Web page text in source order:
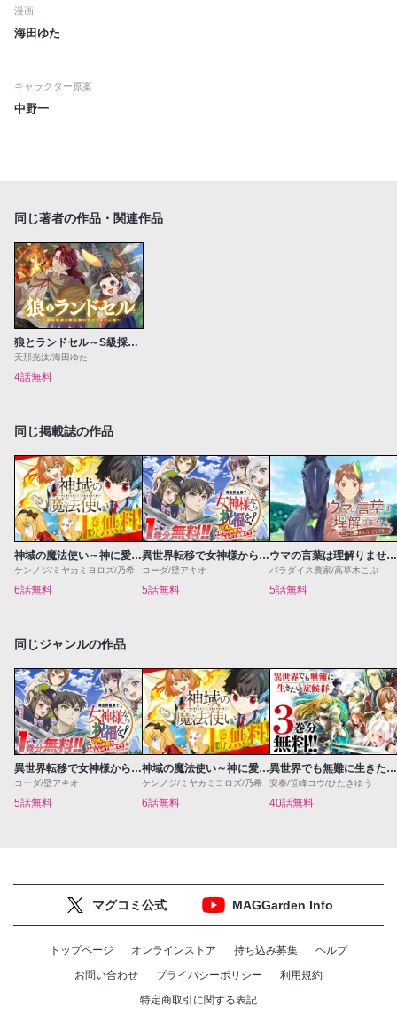
漫画
海田ゆた
キャラクター原案
中野一
同じ著者の作品・関連作品
狼とランドセル～S級採集家と転生娘のダンジョンご飯～
天那光汰/海田ゆた
4話無料
同じ掲載誌の作品
神域の魔法使い～神に愛された落第生は魔法学院へ通う～
ケンノジ/ミヤカミヨロズ/乃希
6話無料
異世界転移で女神様から祝福を！～いえ、手持ちの異能があるので結構です～@COMIC
コーダ/壁アキオ
5話無料
ウマの言葉は理解りませんだから静かにしてください！
パラダイス農家/高草木こぶ
5話無料
同じジャンルの作品
異世界転移で女神様から祝福を！～いえ、手持ちの異能があるので結構です～@COMIC
コーダ/壁アキオ
5話無料
神域の魔法使い～神に愛された落第生は魔法学院へ通う～
ケンノジ/ミヤカミヨロズ/乃希
6話無料
異世界でも無難に生きたい症候群
安泰/笹峰コウ/ひたきゆう
40話無料
マグコミ公式 MAGGarden Info
トップページ オンラインストア 持ち込み募集
ヘルプ
お問い合わせ
プライバシーポリシー
利用規約
特定商取引に関する表記